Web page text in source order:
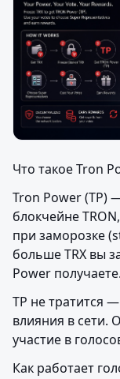
Что такое Tron
Tron Power (TP)
блокчейне
при заморозке
больше TRX вы
Power получаете.
TP не тратится
влияния в сети.
участие в
Как работает